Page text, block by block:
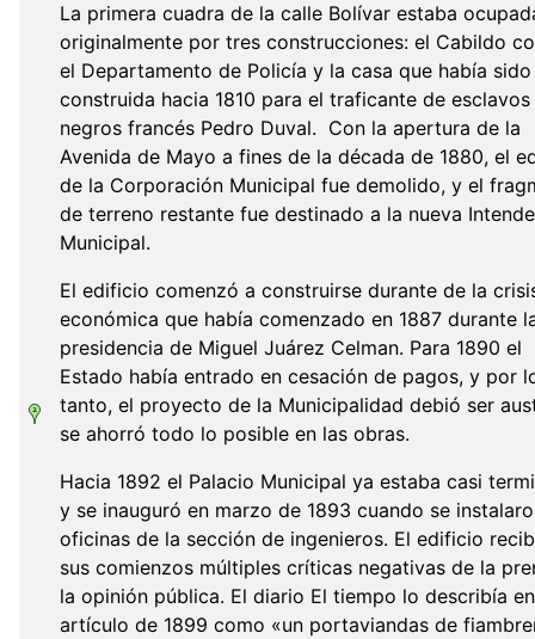
La primera cuadra de la calle Bolívar estaba
originalmente por tres construcciones: el Cabildo
el Departamento de Policía y la casa que había sido
construida hacia 1810 para el traficante de esclavos
negros francés Pedro Duval. Con la apertura de la
Avenida de Mayo a fines de la década de 1880, el
de la Corporación Municipal fue demolido, y el
de terreno restante fue destinado a la nueva
Municipal.
El edificio comenzó a construirse durante de la
económica que había comenzado en 1887 durante
presidencia de Miguel Juárez Celman. Para 1890 el
Estado había entrado en cesación de pagos, y por
tanto, el proyecto de la Municipalidad debió ser
se ahorró todo lo posible en las obras.
Hacia 1892 el Palacio Municipal ya estaba casi
y se inauguró en marzo de 1893 cuando se
oficinas de la sección de ingenieros. El edificio
sus comienzos múltiples críticas negativas de la
la opinión pública. El diario El tiempo lo describía
artículo de 1899 como «un portaviandas de